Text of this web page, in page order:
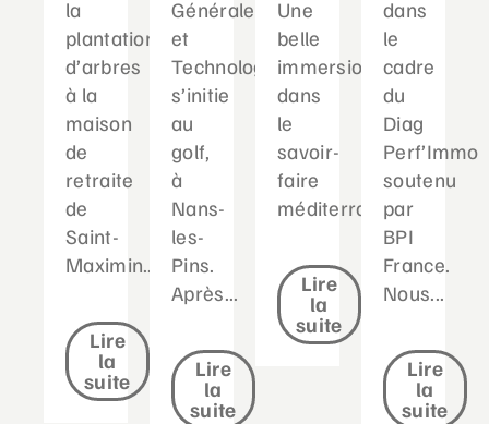
la
plantation
d’arbres
à la
maison
de
retraite
de
Saint-
Maximin....
Lire
la
suite
Générale
et
Technologique
s’initie
au
golf,
à
Nans-
les-
Pins.
Après...
Lire
la
suite
Une
belle
immersion
dans
le
savoir-
faire
méditerranéen...
Lire
la
suite
dans
le
cadre
du
Diag
Perf’Immo
soutenu
par
BPI
France.
Nous...
Lire
la
suite